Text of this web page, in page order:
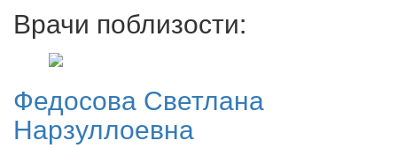
Врачи поблизости:
Федосова Светлана
Нарзуллоевна